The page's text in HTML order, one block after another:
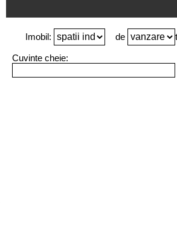
Imobil: de
Cuvinte cheie: